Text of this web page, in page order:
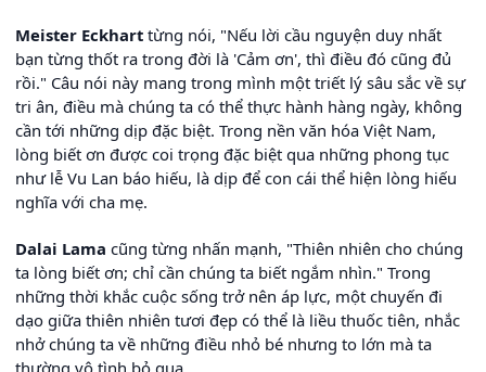
Meister Eckhart từng nói, "Nếu lời cầu nguyện duy nhất
bạn từng thốt ra trong đời là 'Cảm ơn', thì điều đó cũng đủ
rồi." Câu nói này mang trong mình một triết lý sâu sắc về sự
tri ân, điều mà chúng ta có thể thực hành hàng ngày, không
cần tới những dịp đặc biệt. Trong nền văn hóa Việt Nam,
lòng biết ơn được coi trọng đặc biệt qua những phong tục
như lễ Vu Lan báo hiếu, là dịp để con cái thể hiện lòng hiếu
nghĩa với cha mẹ.
Dalai Lama cũng từng nhấn mạnh, "Thiên nhiên cho chúng
ta lòng biết ơn; chỉ cần chúng ta biết ngắm nhìn." Trong
những thời khắc cuộc sống trở nên áp lực, một chuyến đi
dạo giữa thiên nhiên tươi đẹp có thể là liều thuốc tiên, nhắc
nhở chúng ta về những điều nhỏ bé nhưng to lớn mà ta
thường vô tình bỏ qua.